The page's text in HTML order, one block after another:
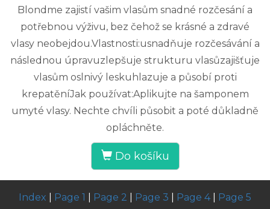
Blondme zajistí vašim vlasům snadné rozčesání a
potřebnou výživu, bez čehož se krásné a zdravé
vlasy neobejdou.Vlastnosti:usnadňuje rozčesávání a
následnou úpravuzlepšuje strukturu vlasůzajišťuje
vlasům oslnivý leskuhlazuje a působí proti
krepatěníJak používat:Aplikujte na šamponem
umyté vlasy. Nechte chvíli působit a poté důkladně
opláchněte.
Do košíku
Index Page 1 Page 2 Page 3 Page 4| Page 5